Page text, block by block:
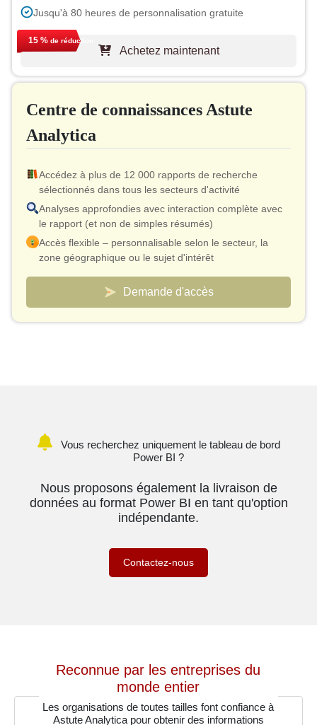
Jusqu'à 80 heures de personnalisation gratuite
Assistance d'un analyste pendant 1 an
Mise à jour gratuite du rapport lors du prochain cycle
Autorisation d'imprimer
15 % de réduction
Achetez maintenant
Centre de connaissances Astute
Analytica
Accédez à plus de 12 000 rapports de recherche
sélectionnés dans tous les secteurs d'activité
Analyses approfondies avec interaction complète avec
le rapport (et non de simples résumés)
Accès flexible – personnalisable selon le secteur, la
zone géographique ou le sujet d'intérêt
Modèle de tarification intelligent – ​​coût effectif aussi bas
que 10 $ par rapport
Un accès analyste est inclus pour la validation et les
clarifications rapides
Demande d'accès
Vous recherchez uniquement le tableau de bord
Power BI ?
Nous proposons également la livraison de
données au format Power BI en tant qu'option
indépendante.
Contactez-nous
Reconnue par les entreprises du
monde entier
Les organisations de toutes tailles font confiance à
Astute Analytica pour obtenir des informations